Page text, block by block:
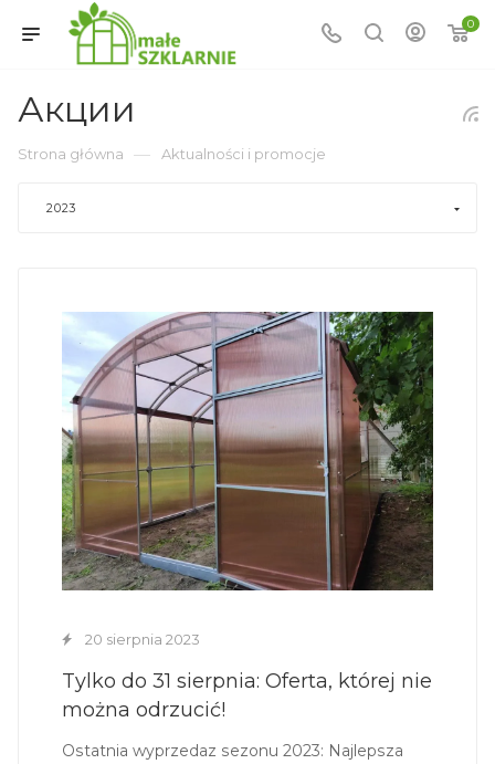
0
Акции
Strona główna — Aktualności i promocje
2023
20 sierpnia 2023
Tylko do 31 sierpnia: Oferta, której nie
można odrzucić!
Ostatnia wyprzedaz sezonu 2023: Najlepsza